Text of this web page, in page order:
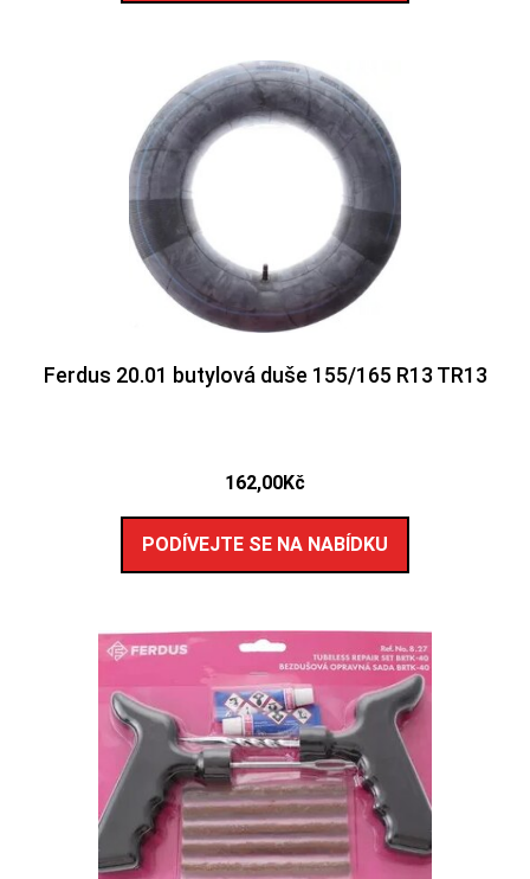
Ferdus 20.01 butylová duše 155/165 R13 TR13
162,00Kč
PODÍVEJTE SE NA NABÍDKU